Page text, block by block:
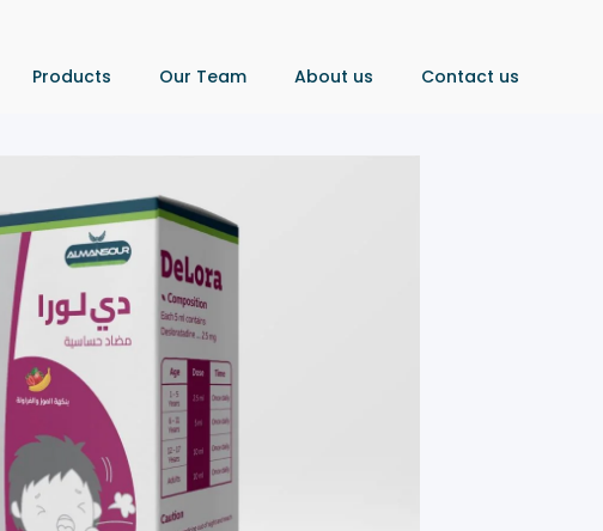
Products Our Team About us Contact us